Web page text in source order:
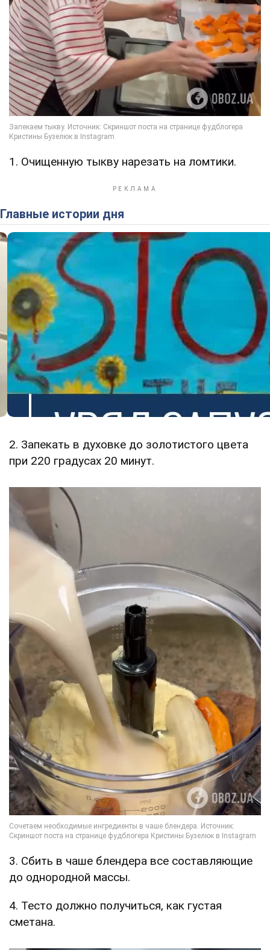
1. Очищенную тыкву нарезать на ломтики.
Главные истории дня
2. Запекать в духовке до золотистого цвета
при 220 градусах 20 минут.
3. Сбить в чаше блендера все составляющие
до однородной массы.
4. Тесто должно получиться, как густая
сметана.